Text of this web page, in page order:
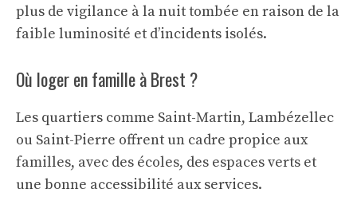
plus de vigilance à la nuit tombée en raison de la
faible luminosité et d’incidents isolés.
Où loger en famille à Brest ?
Les quartiers comme Saint-Martin, Lambézellec
ou Saint-Pierre offrent un cadre propice aux
familles, avec des écoles, des espaces verts et
une bonne accessibilité aux services.